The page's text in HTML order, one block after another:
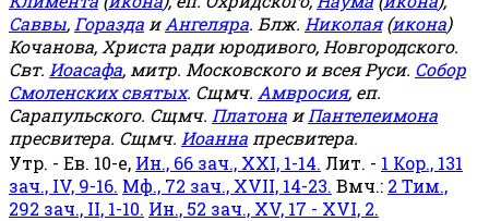
Саввы, Горазда иАнгеляра. Блж. Николая(икона)
Кочанова, Христа ради юродивого, Новгородского.
Свт. Иоасафа, митр. Московского и всея Руси. Собор
Смоленских святых. Сщмч. Амвросия, еп.
Сарапульского. Сщмч. Платона иПантелеимона
пресвитера. Сщмч. Иоанна пресвитера.
Утр. - Ев. 10-е, Ин., 66 зач., XXI, 1-14. Лит. - 1 Кор., 131
зач., IV, 9-16. Мф., 72 зач., XVII, 14-23. Вмч.: 2 Тим.,
292 зач., II, 1-10. Ин., 52 зач., XV, 17 - XVI, 2.